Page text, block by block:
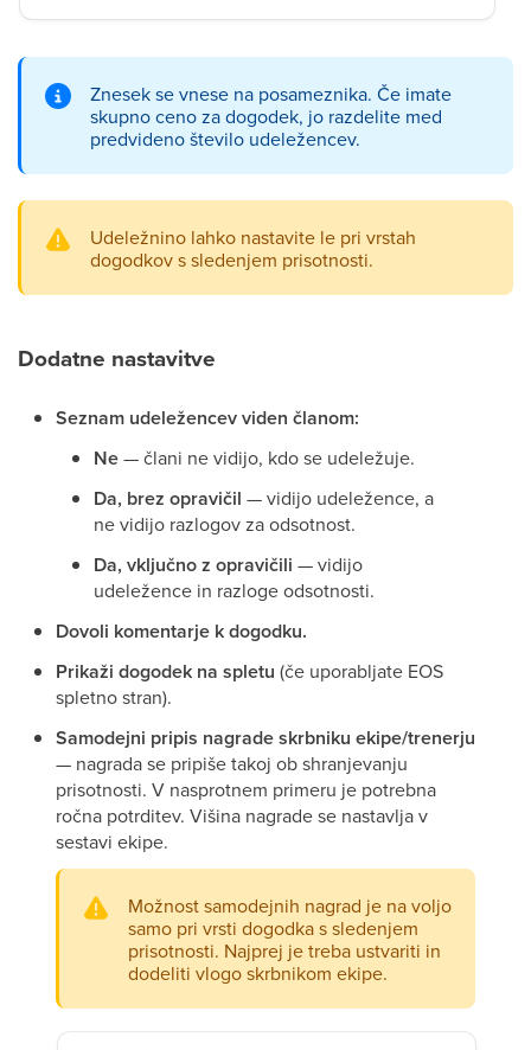
Znesek se vnese na posameznika. Če imate
skupno ceno za dogodek, jo razdelite med
predvideno število udeležencev.
Udeležnino lahko nastavite le pri vrstah
dogodkov s sledenjem prisotnosti.
Dodatne nastavitve
Seznam udeležencev viden članom:
Ne— člani ne vidijo, kdo se udeležuje.
Da, brez opravičil — vidijo udeležence, a
ne vidijo razlogov za odsotnost.
Da, vključno z opravičili — vidijo
udeležence in razloge odsotnosti.
Dovoli komentarje k dogodku.
Prikaži dogodek na spletu (če uporabljate EOS
spletno stran).
Samodejni pripis nagrade skrbniku ekipe/trenerju
— nagrada se pripiše takoj ob shranjevanju
prisotnosti. V nasprotnem primeru je potrebna
ročna potrditev. Višina nagrade se nastavlja v
sestavi ekipe.
Možnost samodejnih nagrad je na voljo
samo pri vrsti dogodka s sledenjem
prisotnosti. Najprej je treba ustvariti in
dodeliti vlogo skrbnikom ekipe.